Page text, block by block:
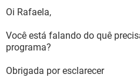
Oi Rafaela,
Você está falando do quê
programa?
Obrigada por esclarecer